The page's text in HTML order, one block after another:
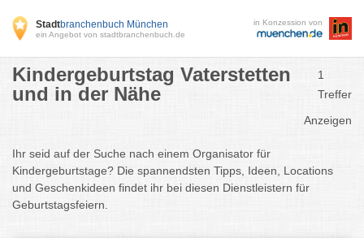
Stadtbranchenbuch München
ein Angebot von stadtbranchenbuch.de
in Konzession von
Kindergeburtstag Vaterstetten
und in der Nähe
1
Treffer
Anzeigen
Ihr seid auf der Suche nach einem Organisator für
Kindergeburtstage? Die spannendsten Tipps, Ideen, Locations
und Geschenkideen findet ihr bei diesen Dienstleistern für
Geburtstagsfeiern.